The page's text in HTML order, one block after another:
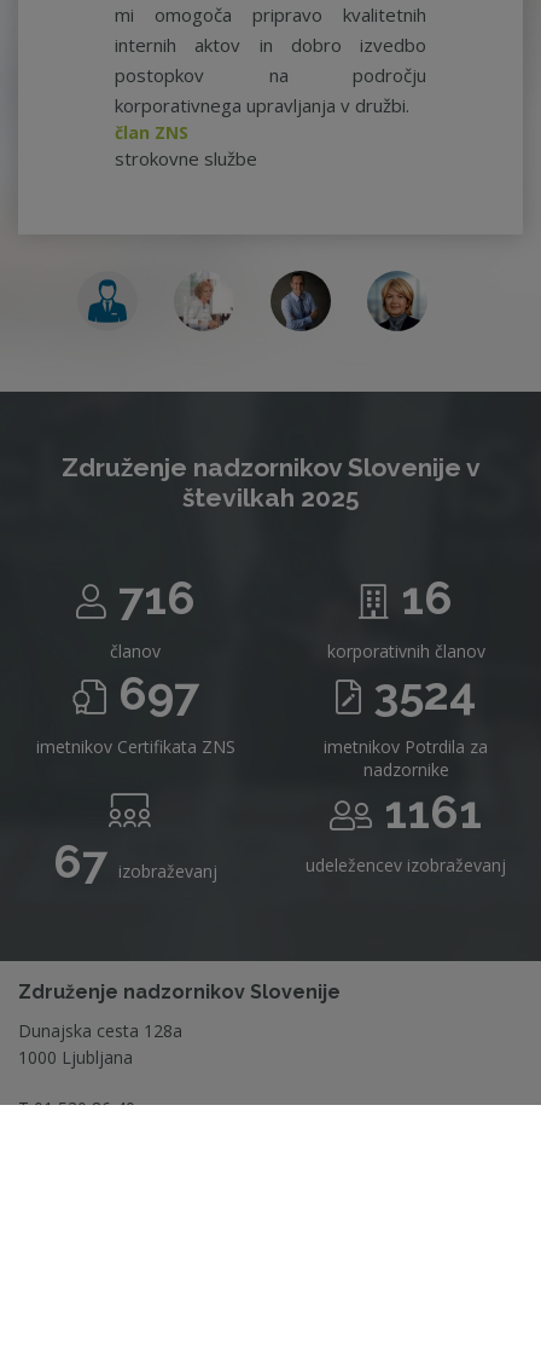
mi omogoča pripravo kvalitetnih
internih aktov in dobro izvedbo
postopkov na področju
korporativnega upravljanja v družbi.
član ZNS
strokovne službe
Združenje nadzornikov Slovenije v
številkah 2025
716
članov
16
korporativnih članov
697
imetnikov Certifikata ZNS
3524
imetnikov Potrdila za
nadzornike
67 izobraževanj
1161
udeležencev izobraževanj
Združenje nadzornikov Slovenije
Dunajska cesta 128a
1000 Ljubljana
T01 530 86 40